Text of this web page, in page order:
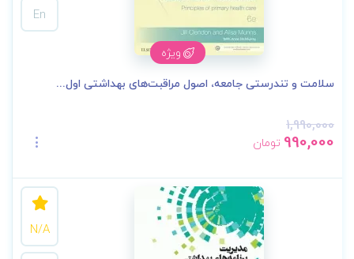
ویژه
En
سلامت و تندرستی جامعه، اصول مراقبت‌های بهداشتی اول...
1,990,000
990,000 تومان
N/A